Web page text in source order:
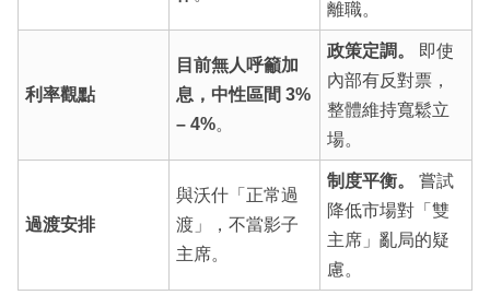
離職。
利率觀點
目前無人呼籲加
息，中性區間 3%
– 4%。
政策定調。
即使
內部有反對票，
整體維持寬鬆立
場。
過渡安排
與沃什「正常過
渡」，不當影子
主席。
制度平衡。
嘗試
降低市場對「雙
主席」亂局的疑
慮。